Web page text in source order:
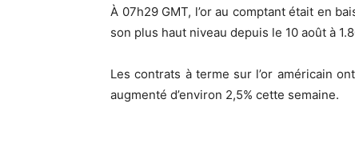
À 07h29 GMT, l’or au comptant était en
son plus haut niveau depuis le 10 août à
Les contrats à terme sur l’or américain
augmenté d’environ 2,5% cette semaine.